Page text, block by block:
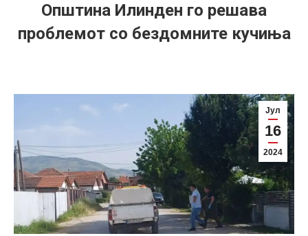
Општина Илинден го решава
проблемот со бездомните кучиња
Јул
16
2024